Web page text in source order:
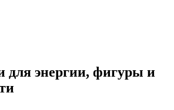
для энергии, фигуры и